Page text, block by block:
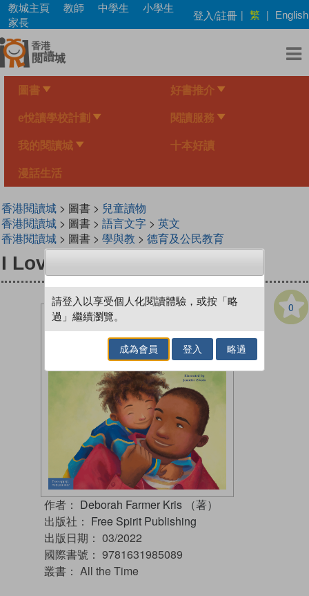
Skip
main
content
教城主頁 教師 中學生
小學生
家長
登入/註冊 | 繁 | English
圖書 好書推介
e悅讀學校計劃 閱讀服務
我的閱讀城 十本好讀
漫話生活
香港閱讀城> 圖書 > 兒童讀物
香港閱讀城> 圖書 > 語言文字> 英文
香港閱讀城> 圖書 > 學與教 > 德育及公民教育
I Love You All the Time
0
作者： Deborah Farmer Kris （著）
出版社： Free Spirit Publishing
出版日期： 03/2022
國際書號： 9781631985089
叢書： All the Time
請登入以享受個人化閱讀體驗，或按「略
過」繼續瀏覽。
成為會員 登入 略過